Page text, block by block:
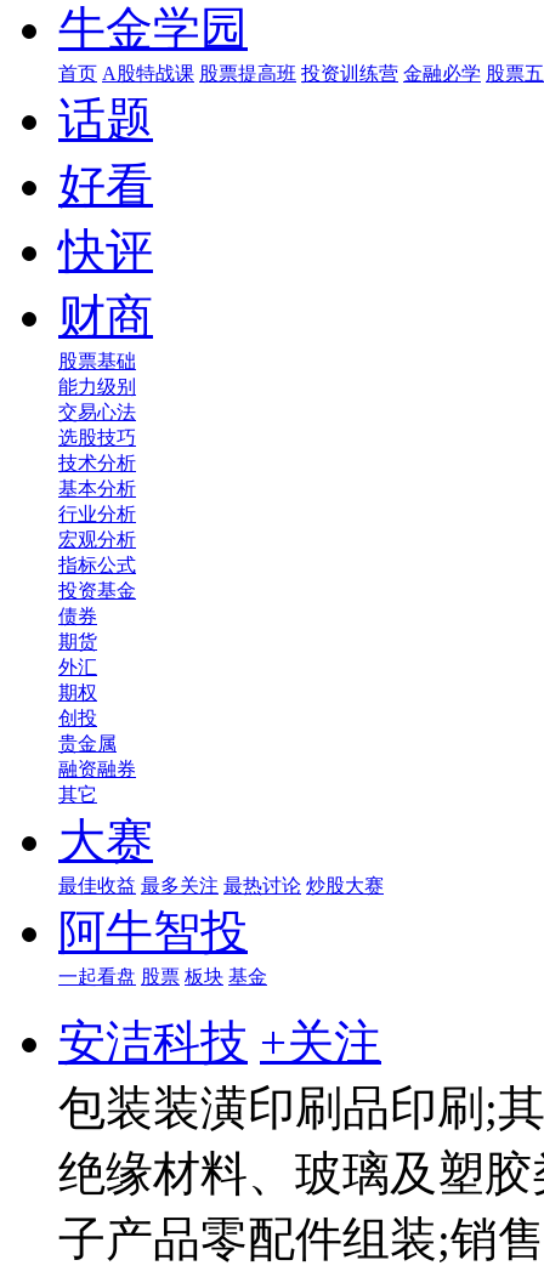
牛金学园
首页 A股特战课 股票提高班 投资训练营 金融必学 股票
话题
好看
快评
财商
股票基础
能力级别
交易心法
选股技巧
技术分析
基本分析
行业分析
宏观分析
指标公式
投资基金
债券
期货
外汇
期权
创投
贵金属
融资融券
其它
大赛
最佳收益 最多关注 最热讨论 炒股大赛
阿牛智投
一起看盘 股票 板块 基金
安洁科技 +关注
包装装潢印刷品印刷;
绝缘材料、玻璃及塑
子产品零配件组装;销